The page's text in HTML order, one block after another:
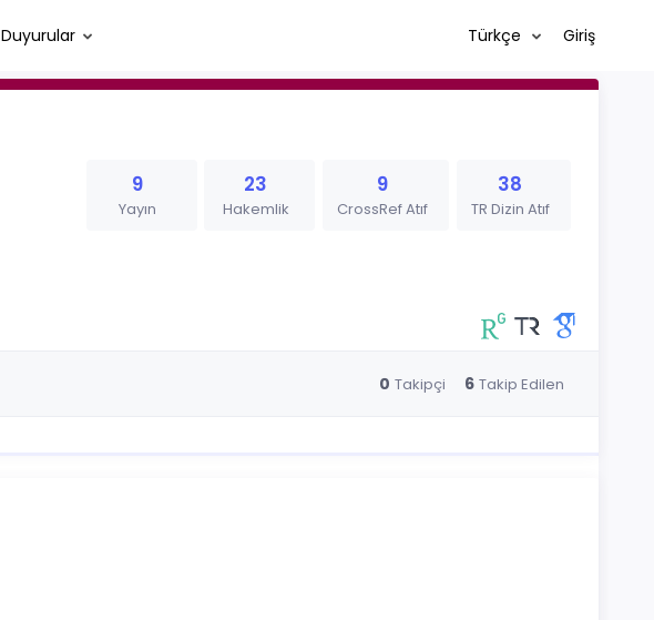
Duyurular Türkçe Giriş
9
Yayın
23
Hakemlik
9
CrossRef Atıf
38
TR Dizin Atıf
0 Takipçi 6 Takip Edilen